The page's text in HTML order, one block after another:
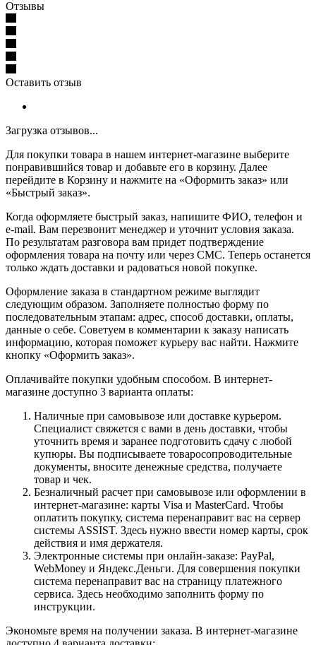
Отзывы
Оставить отзыв
Загрузка отзывов...
Для покупки товара в нашем интернет-магазине выберите
понравившийся товар и добавьте его в корзину. Далее
перейдите в Корзину и нажмите на «Оформить заказ» или
«Быстрый заказ».
Когда оформляете быстрый заказ, напишите ФИО, телефон и
e-mail. Вам перезвонит менеджер и уточнит условия заказа.
По результатам разговора вам придет подтверждение
оформления товара на почту или через СМС. Теперь останется
только ждать доставки и радоваться новой покупке.
Оформление заказа в стандартном режиме выглядит
следующим образом. Заполняете полностью форму по
последовательным этапам: адрес, способ доставки, оплаты,
данные о себе. Советуем в комментарии к заказу написать
информацию, которая поможет курьеру вас найти. Нажмите
кнопку «Оформить заказ».
Оплачивайте покупки удобным способом. В интернет-
магазине доступно 3 варианта оплаты:
Наличные при самовывозе или доставке курьером.
Специалист свяжется с вами в день доставки, чтобы
уточнить время и заранее подготовить сдачу с любой
купюры. Вы подписываете товаросопроводительные
документы, вносите денежные средства, получаете
товар и чек.
Безналичный расчет при самовывозе или оформлении в
интернет-магазине: карты Visa и MasterCard. Чтобы
оплатить покупку, система перенаправит вас на сервер
системы ASSIST. Здесь нужно ввести номер карты, срок
действия и имя держателя.
Электронные системы при онлайн-заказе: PayPal,
WebMoney и Яндекс.Деньги. Для совершения покупки
система перенаправит вас на страницу платежного
сервиса. Здесь необходимо заполнить форму по
инструкции.
Экономьте время на получении заказа. В интернет-магазине